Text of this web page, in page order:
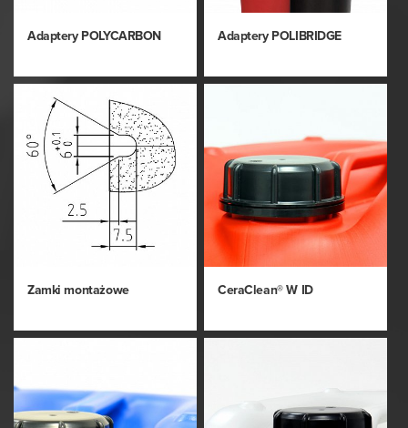
Adaptery POLYCARBON Adaptery POLIBRIDGE
Zamki montażowe CeraClean® W ID